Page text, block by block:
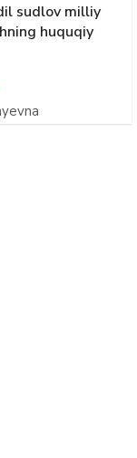
sudlov milliy
huquqiy